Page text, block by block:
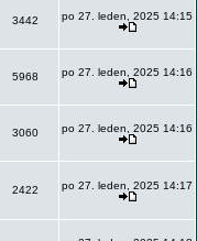
3442 po 27. leden, 2025 14:15
5968 po 27. leden, 2025 14:16
3060 po 27. leden, 2025 14:16
2422 po 27. leden, 2025 14:17